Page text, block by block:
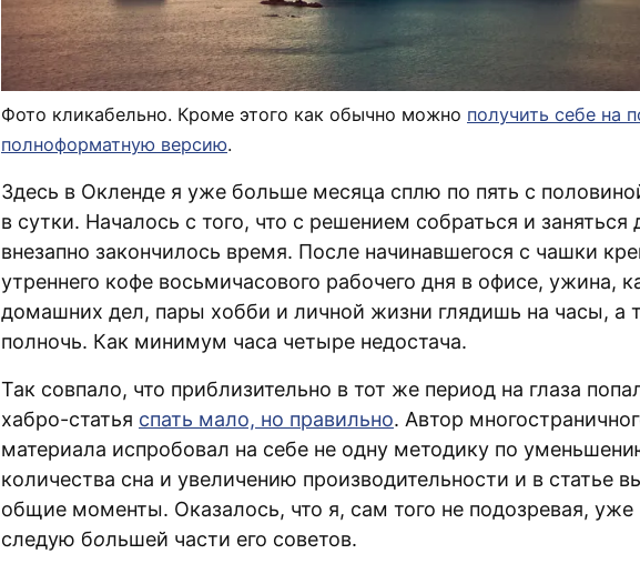
Фото кликабельно. Кроме этого как обычно можно получить себе на
полноформатную версию.
Здесь в Окленде я уже больше месяца сплю по пять с
в сутки. Началось с того, что с решением собраться и заняться
внезапно закончилось время. После начинавшегося с чашки
утреннего кофе восьмичасового рабочего дня в офисе, ужина,
домашних дел, пары хобби и личной жизни глядишь на часы, а
полночь. Как минимум часа четыре недостача.
Так совпало, что приблизительно в тот же период на глаза
хабро-статья спать мало, но правильно. Автор
материала испробовал на себе не одну методику по
количества сна и увеличению производительности и в статье
общие моменты. Оказалось, что я, сам того не подозревая, уже
следую большей части его советов.